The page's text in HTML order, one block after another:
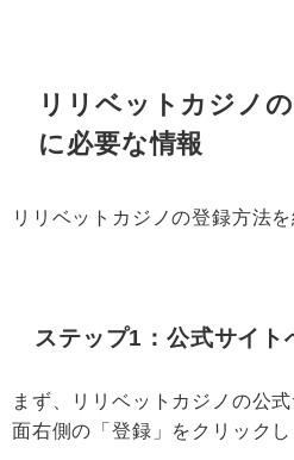
リリベットカジノ
に必要な情報
リリベットカジノの登録方法を
ステップ1：公式サイト
まず、リリベットカジノの公
面右側の「登録」をクリックし